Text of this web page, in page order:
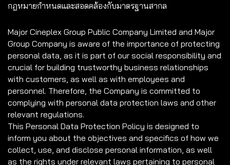
กฎหมายกำหนดและสอดคล้องกับมาตรฐานสากล
Major Cineplex Group Public Company Limited and Major
Group Company is aware of the importance of protecting
personal data, as it is part of our social responsibility and
crucial for building trustworthy business relationships
with customers, as well as with employees and
personnel. Therefore, the Company is committed to
complying with personal data protection laws and other
relevant regulations.
This Personal Data Protection Policy is designed to
inform you about the objectives and specifics of how we
collect, use, and disclose personal information, as well
as the rights under relevant laws pertaining to personal